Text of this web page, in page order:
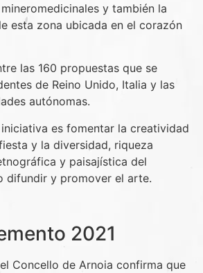
y también la
esta zona ubicada en el corazón
las 160 propuestas que se
de Reino Unido, Italia y las
autónomas.
es fomentar la creatividad
y la diversidad, riqueza
y paisajística del
difundir y promover el arte.
2021
Concello de Arnoia confirma que